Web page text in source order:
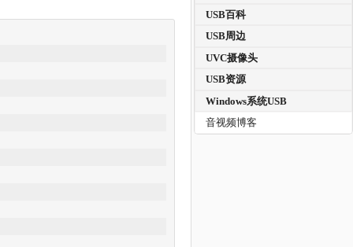
USB百科
USB周边
UVC摄像头
USB资源
Windows系统USB
音视频博客